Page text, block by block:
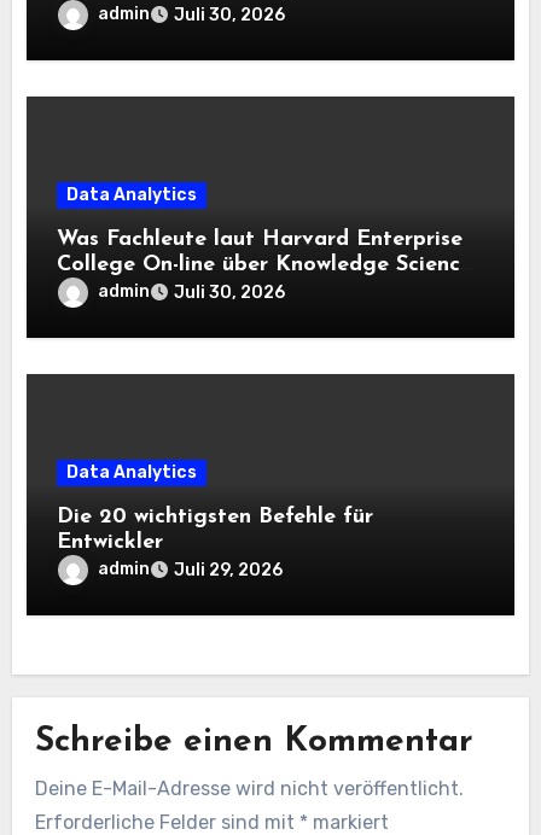
admin Juli 30, 2026
Data Analytics
Was Fachleute laut Harvard Enterprise
College On-line über Knowledge Science
und KI wissen sollten
admin Juli 30, 2026
Data Analytics
Die 20 wichtigsten Befehle für
Entwickler
admin Juli 29, 2026
Schreibe einen Kommentar
Deine E-Mail-Adresse wird nicht veröffentlicht.
Erforderliche Felder sind mit * markiert